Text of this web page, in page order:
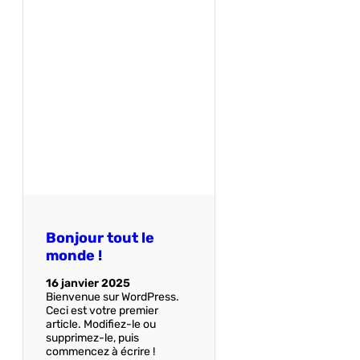
Bonjour tout le
monde !
16 janvier 2025
Bienvenue sur WordPress.
Ceci est votre premier
article. Modifiez-le ou
supprimez-le, puis
commencez à écrire !